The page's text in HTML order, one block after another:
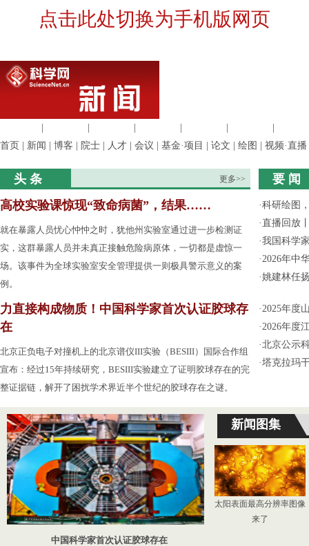
点击此处切换为手机版网页
首页
新闻 博客 院士 人才 会议 基金·项目 论文 绘图 视频·直播
头 条 更多>>
高校实验课惊现“致命病菌”，结果……
就在暴露人员忧心忡忡之时，犹他州实验室通过进一步检测证
实，这群暴露人员并未真正接触危险病原体，一切都是虚惊一
场。该事件为全球实验室安全管理提供一则极具警示意义的案
例。
力直接构成物质！中国科学家首次认证胶球存
在
北京正负电子对撞机上的北京谱仪III实验（BESIII）国际合作组
宣布：经过15年持续研究，BESIII实验建立了证明胶球存在的完
整证据链，解开了困扰学术界近半个世纪的胶球存在之谜。
要 闻
·科研绘图
·直播回放
·我国科学
·2026年中
·姚建林任
·2025年度
·2026年度
·北京公示
·塔克拉玛
中国科学家首次认证胶球存在
新闻图集
太阳表面最高分辨率图像
来了